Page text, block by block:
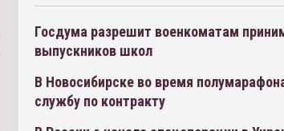
Госдума разрешит военкоматам
выпускников школ
В Новосибирске во время
службу по контракту